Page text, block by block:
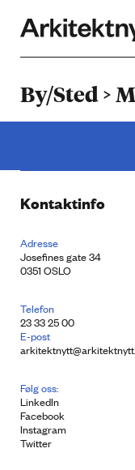
By/Sted >
Kontaktinfo
Adresse
Josefines gate 34
0351 OSLO
Telefon
23 33 25 00
E-post
Følg oss:
LinkedIn
Facebook
Instagram
Twitter